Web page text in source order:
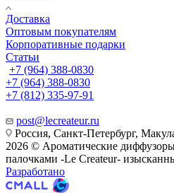
Доставка
Оптовым покупателям
Корпоративные подарки
Статьи
+7 (964) 388-0830
+7 (964) 388-0830
+7 (812) 335-97-91
post@lecreateur.ru
Россия, Санкт-Петербург,
2026 © Ароматические
палочками -Le Createur-
Разработано